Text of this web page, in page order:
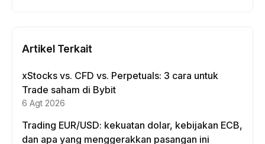
Artikel Terkait
xStocks vs. CFD vs. Perpetuals: 3 cara untuk
Trade saham di Bybit
6 Agt 2026
Trading EUR/USD: kekuatan dolar, kebijakan ECB,
dan apa yang menggerakkan pasangan ini